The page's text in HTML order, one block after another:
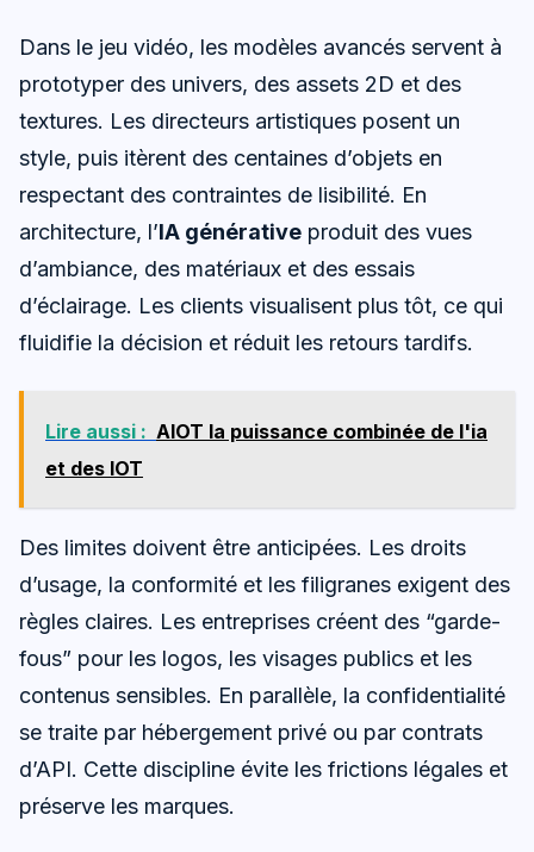
Dans le jeu vidéo, les modèles avancés servent à
prototyper des univers, des assets 2D et des
textures. Les directeurs artistiques posent un
style, puis itèrent des centaines d’objets en
respectant des contraintes de lisibilité. En
architecture, l’IA générative produit des vues
d’ambiance, des matériaux et des essais
d’éclairage. Les clients visualisent plus tôt, ce qui
fluidifie la décision et réduit les retours tardifs.
Lire aussi : AIOT la puissance combinée de l'ia
et des IOT
Des limites doivent être anticipées. Les droits
d’usage, la conformité et les filigranes exigent des
règles claires. Les entreprises créent des “garde-
fous” pour les logos, les visages publics et les
contenus sensibles. En parallèle, la confidentialité
se traite par hébergement privé ou par contrats
d’API. Cette discipline évite les frictions légales et
préserve les marques.